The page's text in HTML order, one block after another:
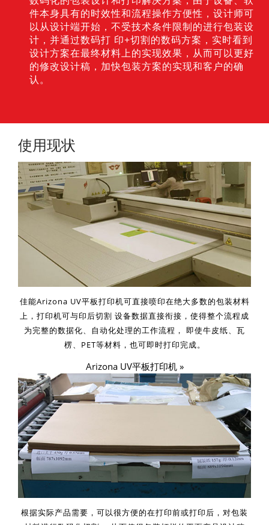
件本身具有的时效性和流程操作方便性，设计师可
以从设计端开始，不受技术条件限制的进行包装设
计，并通过数码打 印+切割的数码方案，实时看到
设计方案在最终材料上的实现效果，从而可以更好
的修改设计稿，加快包装方案的实现和客户的确
认。
使用现状
佳能Arizona UV平板打印机可直接喷印在绝大多数的包装材料
上，打印机可与印后切割 设备数据直接衔接，使得整个流程成
为完整的数据化、自动化处理的工作流程， 即使牛皮纸、瓦
楞、PET等材料，也可即时打印完成。
Arizona UV平板打印机 »
根据实际产品需要，可以很方便的在打印前或打印后，对包装